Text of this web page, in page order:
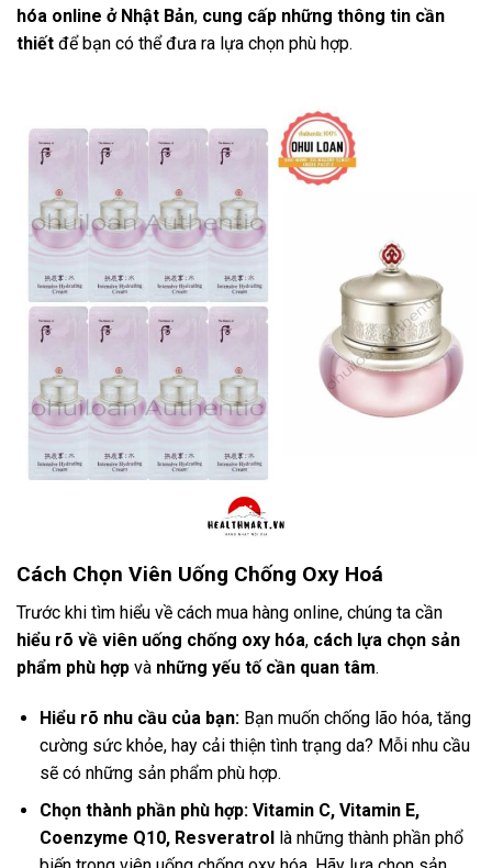
hóa online ở Nhật Bản, cung cấp những thông tin cần
thiết để bạn có thể đưa ra lựa chọn phù hợp.
Cách Chọn Viên Uống Chống Oxy Hoá
Trước khi tìm hiểu về cách mua hàng online, chúng ta cần
hiểu rõ về viên uống chống oxy hóa, cách lựa chọn sản
phẩm phù hợp và những yếu tố cần quan tâm.
Hiểu rõ nhu cầu của bạn:Bạn muốn chống lão hóa, tăng
cường sức khỏe, hay cải thiện tình trạng da? Mỗi nhu cầu
sẽ có những sản phẩm phù hợp.
Chọn thành phần phù hợp: Vitamin C, Vitamin E,
Coenzyme Q10, Resveratrol
là những thành phần phổ